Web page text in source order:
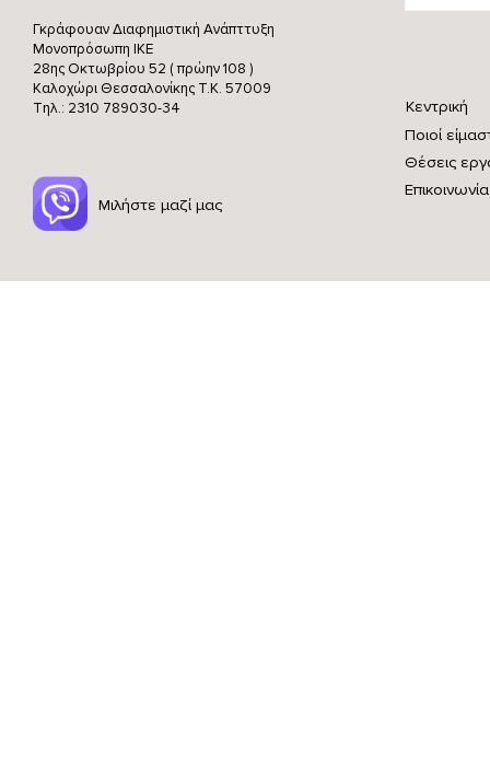
Γκράφουαν Διαφημιστική Ανάπττυξη
Μονοπρόσωπη ΙΚΕ
28ης Οκτωβρίου 52 ( πρώην 108 )
Καλοχώρι Θεσσαλονίκης Τ.Κ. 57009
Τηλ.: 2310 789030-34
Κεντρική
Ποιοί
Θέσεις
Επικοινωνία
Μιλήστε μαζί μας